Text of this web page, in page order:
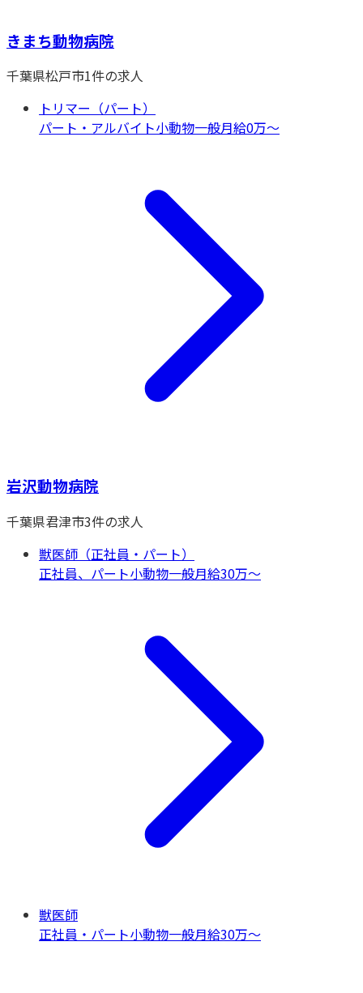
きまち動物病院
千葉県松戸市1件の求人
トリマー（パート）
パート・アルバイト小動物一般月給0万〜
岩沢動物病院
千葉県君津市3件の求人
獣医師（正社員・パート）
正社員、パート小動物一般月給30万〜
獣医師
正社員・パート小動物一般月給30万〜